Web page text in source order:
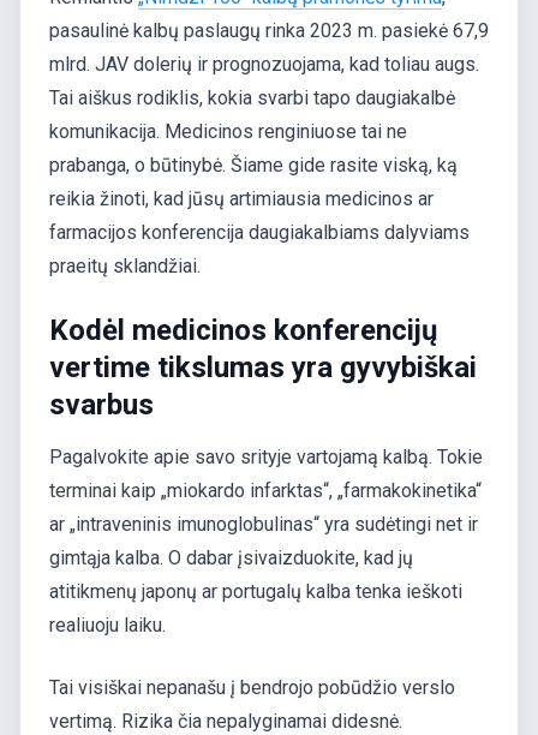
pasaulinė kalbų paslaugų rinka 2023 m. pasiekė 67,9
mlrd. JAV dolerių ir prognozuojama, kad toliau augs.
Tai aiškus rodiklis, kokia svarbi tapo daugiakalbė
komunikacija. Medicinos renginiuose tai ne
prabanga, o būtinybė. Šiame gide rasite viską, ką
reikia žinoti, kad jūsų artimiausia medicinos ar
farmacijos konferencija daugiakalbiams dalyviams
praeitų sklandžiai.
Kodėl medicinos konferencijų
vertime tikslumas yra gyvybiškai
svarbus
Pagalvokite apie savo srityje vartojamą kalbą. Tokie
terminai kaip „miokardo infarktas“, „farmakokinetika“
ar „intraveninis imunoglobulinas“ yra sudėtingi net ir
gimtąja kalba. O dabar įsivaizduokite, kad jų
atitikmenų japonų ar portugalų kalba tenka ieškoti
realiuoju laiku.
Tai visiškai nepanašu į bendrojo pobūdžio verslo
vertimą. Rizika čia nepalyginamai didesnė.